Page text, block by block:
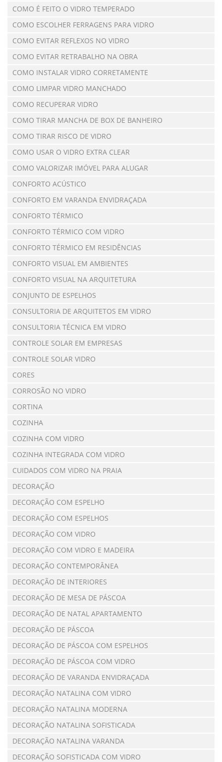
COMO É FEITO O VIDRO TEMPERADO
COMO ESCOLHER FERRAGENS PARA VIDRO
COMO EVITAR REFLEXOS NO VIDRO
COMO EVITAR RETRABALHO NA OBRA
COMO INSTALAR VIDRO CORRETAMENTE
COMO LIMPAR VIDRO MANCHADO
COMO RECUPERAR VIDRO
COMO TIRAR MANCHA DE BOX DE BANHEIRO
COMO TIRAR RISCO DE VIDRO
COMO USAR O VIDRO EXTRA CLEAR
COMO VALORIZAR IMÓVEL PARA ALUGAR
CONFORTO ACÚSTICO
CONFORTO EM VARANDA ENVIDRAÇADA
CONFORTO TÉRMICO
CONFORTO TÉRMICO COM VIDRO
CONFORTO TÉRMICO EM RESIDÊNCIAS
CONFORTO VISUAL EM AMBIENTES
CONFORTO VISUAL NA ARQUITETURA
CONJUNTO DE ESPELHOS
CONSULTORIA DE ARQUITETOS EM VIDRO
CONSULTORIA TÉCNICA EM VIDRO
CONTROLE SOLAR EM EMPRESAS
CONTROLE SOLAR VIDRO
CORES
CORROSÃO NO VIDRO
CORTINA
COZINHA
COZINHA COM VIDRO
COZINHA INTEGRADA COM VIDRO
CUIDADOS COM VIDRO NA PRAIA
DECORAÇÃO
DECORAÇÃO COM ESPELHO
DECORAÇÃO COM ESPELHOS
DECORAÇÃO COM VIDRO
DECORAÇÃO COM VIDRO E MADEIRA
DECORAÇÃO CONTEMPORÂNEA
DECORAÇÃO DE INTERIORES
DECORAÇÃO DE MESA DE PÁSCOA
DECORAÇÃO DE NATAL APARTAMENTO
DECORAÇÃO DE PÁSCOA
DECORAÇÃO DE PÁSCOA COM ESPELHOS
DECORAÇÃO DE PÁSCOA COM VIDRO
DECORAÇÃO DE VARANDA ENVIDRAÇADA
DECORAÇÃO NATALINA COM VIDRO
DECORAÇÃO NATALINA MODERNA
DECORAÇÃO NATALINA SOFISTICADA
DECORAÇÃO NATALINA VARANDA
DECORAÇÃO SOFISTICADA COM VIDRO